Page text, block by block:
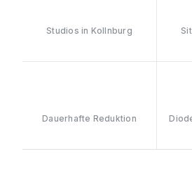
Studios in Kollnburg
Dauerhafte Reduktion